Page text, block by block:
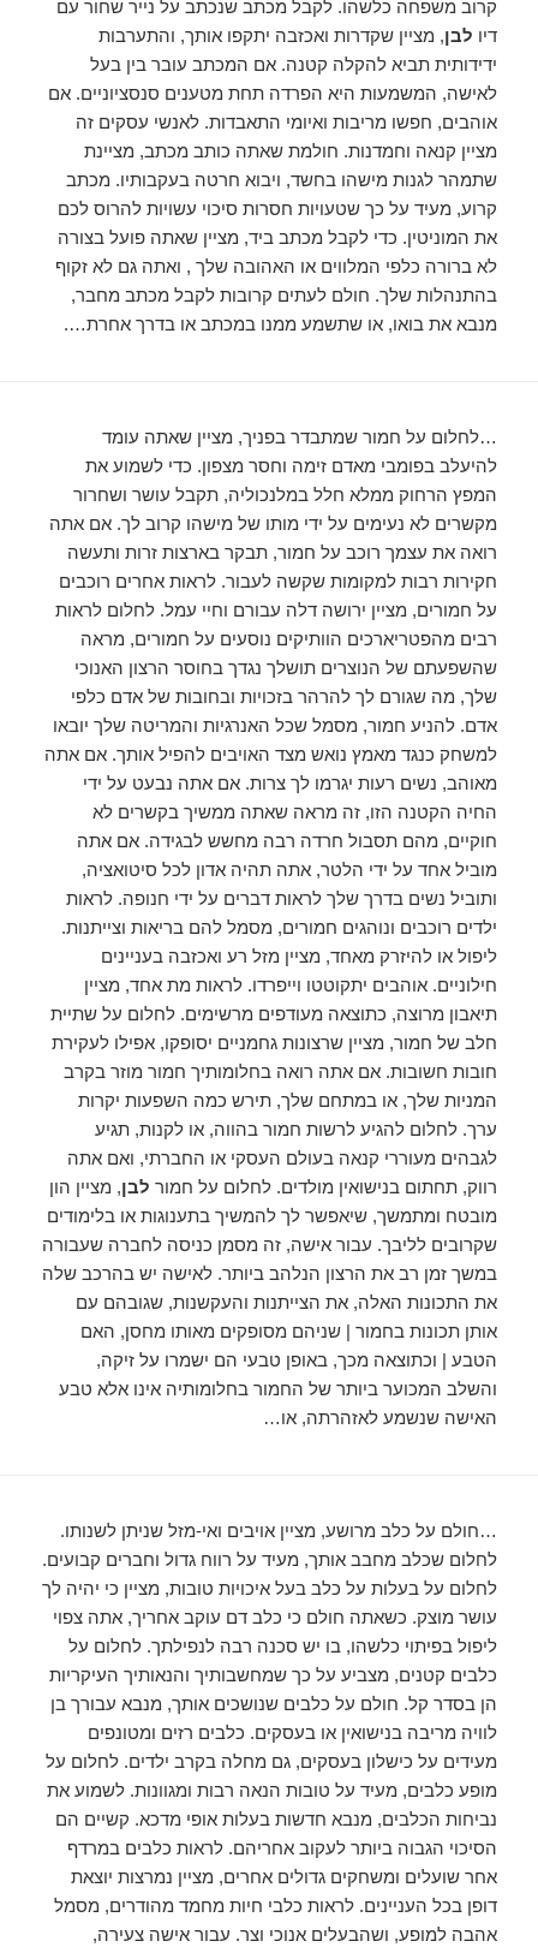
קרוב משפחה כלשהו. לקבל מכתב שנכתב על נייר שחור עם
דיו לבן, מציין שקדרות ואכזבה יתקפו אותך, והתערבות
ידידותית תביא להקלה קטנה. אם המכתב עובר בין בעל
לאישה, המשמעות היא הפרדה תחת מטענים סנסציוניים. אם
אוהבים, חפשו מריבות ואיומי התאבדות. לאנשי עסקים זה
מציין קנאה וחמדנות. חולמת שאתה כותב מכתב, מציינת
שתמהר לגנות מישהו בחשד, ויבוא חרטה בעקבותיו. מכתב
קרוע, מעיד על כך שטעויות חסרות סיכוי עשויות להרוס לכם
את המוניטין. כדי לקבל מכתב ביד, מציין שאתה פועל בצורה
לא ברורה כלפי המלווים או האהובה שלך , ואתה גם לא זקוף
בהתנהלות שלך. חולם לעתים קרובות לקבל מכתב מחבר,
מנבא את בואו, או שתשמע ממנו במכתב או בדרך אחרת….
…לחלום על חמור שמתבדר בפניך, מציין שאתה עומד
להיעלב בפומבי מאדם זימה וחסר מצפון. כדי לשמוע את
המפץ הרחוק ממלא חלל במלנכוליה, תקבל עושר ושחרור
מקשרים לא נעימים על ידי מותו של מישהו קרוב לך. אם אתה
רואה את עצמך רוכב על חמור, תבקר בארצות זרות ותעשה
חקירות רבות למקומות שקשה לעבור. לראות אחרים רוכבים
על חמורים, מציין ירושה דלה עבורם וחיי עמל. לחלום לראות
רבים מהפטריארכים הוותיקים נוסעים על חמורים, מראה
שהשפעתם של הנוצרים תושלך נגדך בחוסר הרצון האנוכי
שלך, מה שגורם לך להרהר בזכויות ובחובות של אדם כלפי
אדם. להניע חמור, מסמל שכל האנרגיות והמריטה שלך יובאו
למשחק כנגד מאמץ נואש מצד האויבים להפיל אותך. אם אתה
מאוהב, נשים רעות יגרמו לך צרות. אם אתה נבעט על ידי
החיה הקטנה הזו, זה מראה שאתה ממשיך בקשרים לא
חוקיים, מהם תסבול חרדה רבה מחשש לבגידה. אם אתה
מוביל אחד על ידי הלטר, אתה תהיה אדון לכל סיטואציה,
ותוביל נשים בדרך שלך לראות דברים על ידי חנופה. לראות
ילדים רוכבים ונוהגים חמורים, מסמל להם בריאות וצייתנות.
ליפול או להיזרק מאחד, מציין מזל רע ואכזבה בעניינים
חילוניים. אוהבים יתקוטטו וייפרדו. לראות מת אחד, מציין
תיאבון מרוצה, כתוצאה מעודפים מרשימים. לחלום על שתיית
חלב של חמור, מציין שרצונות גחמניים יסופקו, אפילו לעקירת
חובות חשובות. אם אתה רואה בחלומותיך חמור מוזר בקרב
המניות שלך, או במתחם שלך, תירש כמה השפעות יקרות
ערך. לחלום להגיע לרשות חמור בהווה, או לקנות, תגיע
לגבהים מעוררי קנאה בעולם העסקי או החברתי, ואם אתה
רווק, תחתום בנישואין מולדים. לחלום על חמור לבן, מציין הון
מובטח ומתמשך, שיאפשר לך להמשיך בתענוגות או בלימודים
שקרובים לליבך. עבור אישה, זה מסמן כניסה לחברה שעבורה
במשך זמן רב את הרצון הנלהב ביותר. לאישה יש בהרכב שלה
את התכונות האלה, את הצייתנות והעקשנות, שגובהם עם
אותן תכונות בחמור | שניהם מסופקים מאותו מחסן, האם
הטבע | וכתוצאה מכך, באופן טבעי הם ישמרו על זיקה,
והשלב המכוער ביותר של החמור בחלומותיה אינו אלא טבע
האישה שנשמע לאזהרתה, או…
…חולם על כלב מרושע, מציין אויבים ואי-מזל שניתן לשנותו.
לחלום שכלב מחבב אותך, מעיד על רווח גדול וחברים קבועים.
לחלום על בעלות על כלב בעל איכויות טובות, מציין כי יהיה לך
עושר מוצק. כשאתה חולם כי כלב דם עוקב אחריך, אתה צפוי
ליפול בפיתוי כלשהו, ​​בו יש סכנה רבה לנפילתך. לחלום על
כלבים קטנים, מצביע על כך שמחשבותיך והנאותיך העיקריות
הן בסדר קל. חולם על כלבים שנושכים אותך, מנבא עבורך בן
לוויה מריבה בנישואין או בעסקים. כלבים רזים ומטונפים
מעידים על כישלון בעסקים, גם מחלה בקרב ילדים. לחלום על
מופע כלבים, מעיד על טובות הנאה רבות ומגוונות. לשמוע את
נביחות הכלבים, מנבא חדשות בעלות אופי מדכא. קשיים הם
הסיכוי הגבוה ביותר לעקוב אחריהם. לראות כלבים במרדף
אחר שועלים ומשחקים גדולים אחרים, מציין נמרצות יוצאת
דופן בכל העניינים. לראות כלבי חיות מחמד מהודרים, מסמל
אהבה למופע, ושהבעלים אנוכי וצר. עבור אישה צעירה,